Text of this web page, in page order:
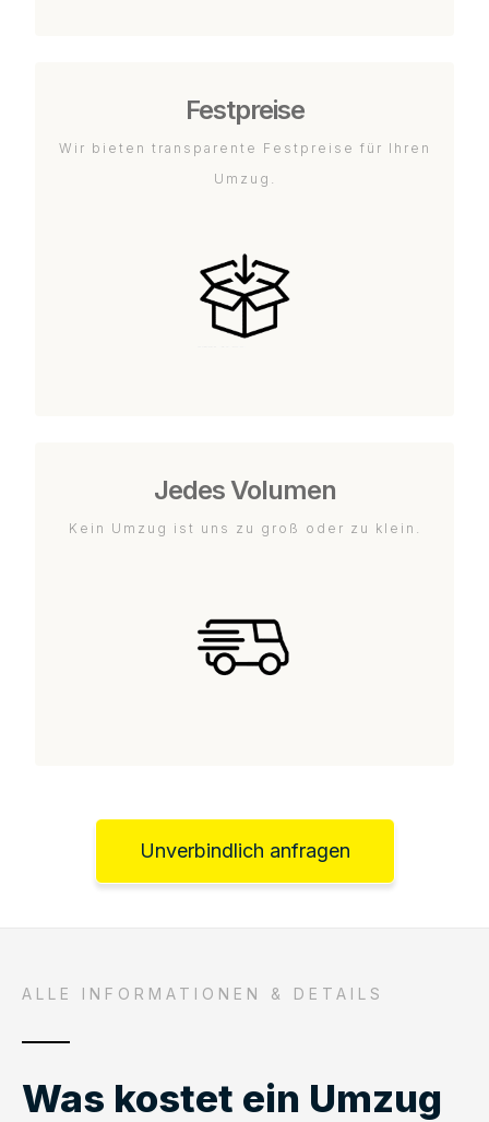
Festpreise
Wir bieten transparente Festpreise für Ihren
Umzug.
Jedes Volumen
Kein Umzug ist uns zu groß oder zu klein.
Unverbindlich anfragen
ALLE INFORMATIONEN & DETAILS
Was kostet ein Umzug